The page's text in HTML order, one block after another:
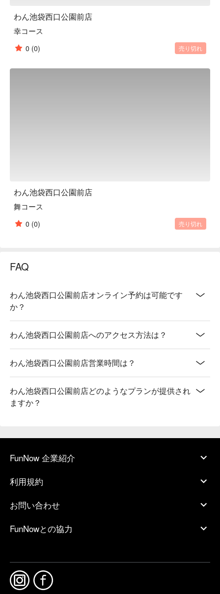
わん池袋西口公園前店
幸コース
0 (0) 売り切れ
わん池袋西口公園前店
舞コース
0 (0) 売り切れ
FAQ
わん池袋西口公園前店オンライン予約は可能です
か？
わん池袋西口公園前店へのアクセス方法は？
わん池袋西口公園前店営業時間は？
わん池袋西口公園前店どのようなプランが提供され
ますか？
FunNow 企業紹介
利用規約
お問い合わせ
FunNowとの協力